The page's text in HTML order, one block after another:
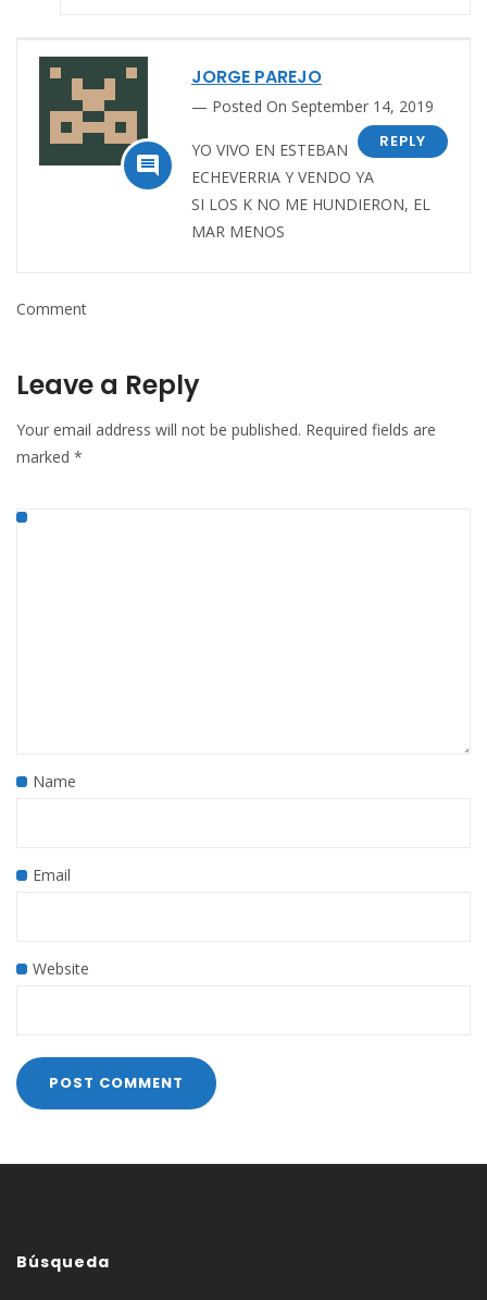

JORGE PAREJO
Posted On September 14, 2019
REPLY
YO VIVO EN ESTEBAN
ECHEVERRIA Y VENDO YA
SI LOS K NO ME HUNDIERON, EL
MAR MENOS
Comment
Leave a Reply
Your email address will not be published. Required fields are
marked *
Name
Email
Website
Búsqueda